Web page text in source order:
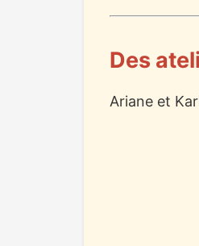
Des
Ariane et